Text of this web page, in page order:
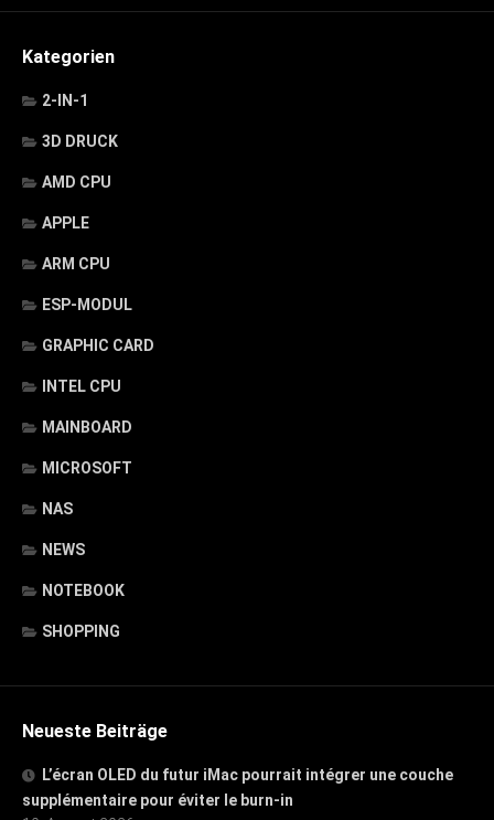
Kategorien
2-IN-1
3D DRUCK
AMD CPU
APPLE
ARM CPU
ESP-MODUL
GRAPHIC CARD
INTEL CPU
MAINBOARD
MICROSOFT
NAS
NEWS
NOTEBOOK
SHOPPING
Neueste Beiträge
L’écran OLED du futur iMac pourrait intégrer une couche
supplémentaire pour éviter le burn-in